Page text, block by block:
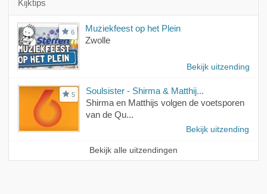
Kijktips
6
Muziekfeest op het Plein
Zwolle
Bekijk uitzending
5
Soulsister - Shirma & Matthij...
Shirma en Matthijs volgen de voetsporen
van de Qu...
Bekijk uitzending
Bekijk alle uitzendingen